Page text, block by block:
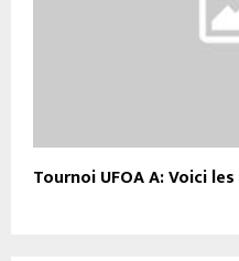
Tournoi UFOA A: Voici